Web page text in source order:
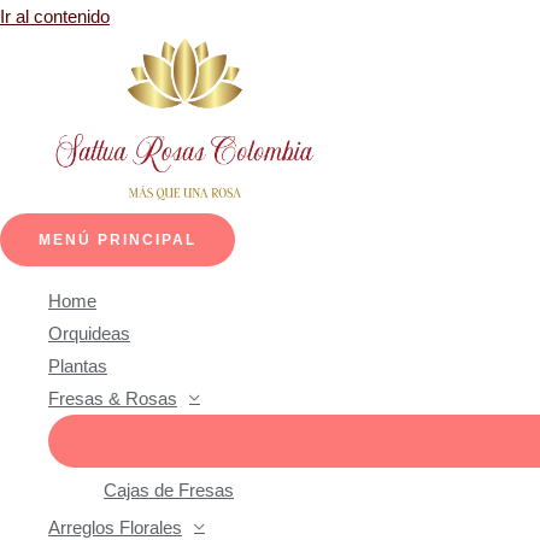
Ir al contenido
MENÚ PRINCIPAL
Home
Orquideas
Plantas
Fresas & Rosas
Cajas de Fresas
Arreglos Florales